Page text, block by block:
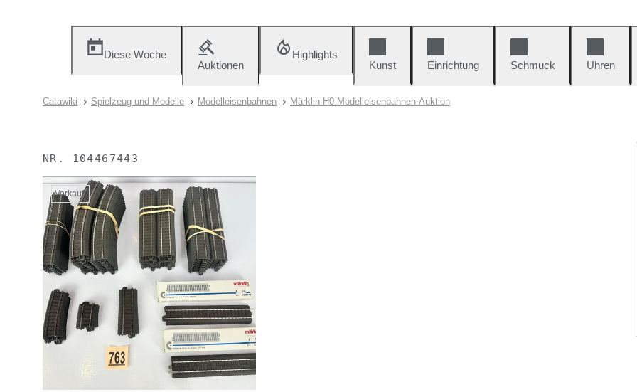
Diese Woche
Auktionen
Highlights
Kunst
Einrichtung Schmuck Uhren
Catawiki Spielzeug und Modelle Modelleisenbahnen Märklin H0 Modelleisenbahnen-Auktion
NR. 104467443
Verkauft